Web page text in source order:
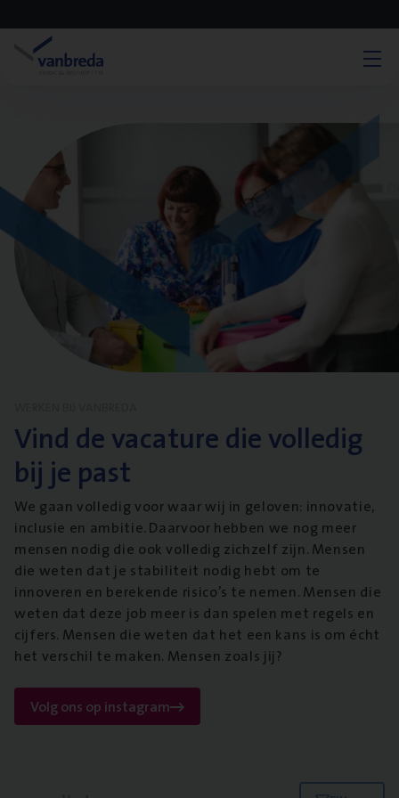
Vind de vacature die volledig
bij je past
We gaan volledig voor waar wij in geloven: innovatie,
inclusie en ambitie. Daarvoor hebben we nog meer
mensen nodig die ook volledig zichzelf zijn. Mensen
die weten dat je stabiliteit nodig hebt om te
innoveren en berekende risico’s te nemen. Mensen die
weten dat deze job meer is dan spelen met regels en
cijfers. Mensen die weten dat het een kans is om écht
het verschil te maken. Mensen zoals jij?
Volg ons op instagram